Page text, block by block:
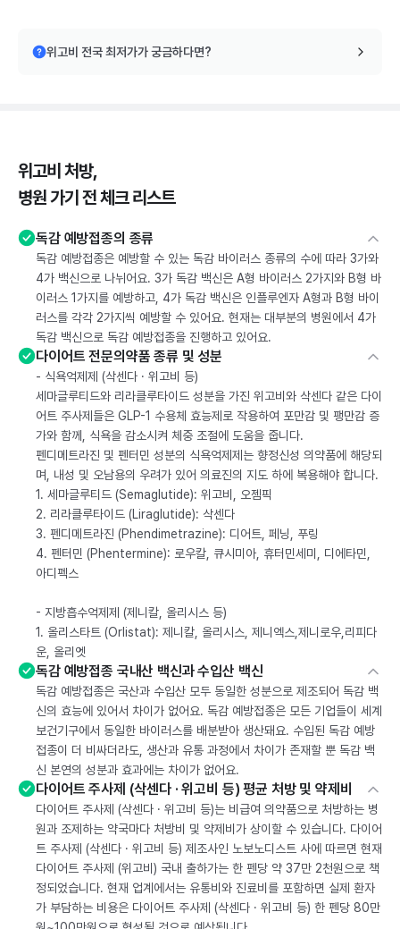
위고비 전국 최저가가 궁금하다면?
위고비 처방,
병원 가기 전 체크 리스트
독감 예방접종의 종류
독감 예방접종은 예방할 수 있는 독감 바이러스 종류의 수에 따라 3가와
4가 백신으로 나뉘어요. 3가 독감 백신은 A형 바이러스 2가지와 B형 바
이러스 1가지를 예방하고, 4가 독감 백신은 인플루엔자 A형과 B형 바이
러스를 각각 2가지씩 예방할 수 있어요. 현재는 대부분의 병원에서 4가
독감 백신으로 독감 예방접종을 진행하고 있어요.
다이어트 전문의약품 종류 및 성분
- 식욕억제제 (삭센다 · 위고비 등)
세마글루티드와 리라클루타이드 성분을 가진 위고비와 삭센다 같은 다이
어트 주사제들은 GLP-1 수용체 효능제로 작용하여 포만감 및 팽만감 증
가와 함께, 식욕을 감소시켜 체중 조절에 도움을 줍니다.
펜디메트라진 및 펜터민 성분의 식욕억제제는 향정신성 의약품에 해당되
며, 내성 및 오남용의 우려가 있어 의료진의 지도 하에 복용해야 합니다.
1. 세마글루티드 (Semaglutide): 위고비, 오젬픽
2. 리라클루타이드 (Liraglutide): 삭센다
3. 펜디메트라진 (Phendimetrazine): 디어트, 페닝, 푸링
4. 펜터민 (Phentermine): 로우칼, 큐시미아, 휴터민세미, 디에타민,
아디펙스
- 지방흡수억제제 (제니칼, 올리시스 등)
1. 올리스타트 (Orlistat): 제니칼, 올리시스, 제니엑스,제니로우,리피다
운, 올리엣
독감 예방접종 국내산 백신과 수입산 백신
독감 예방접종은 국산과 수입산 모두 동일한 성분으로 제조되어 독감 백
신의 효능에 있어서 차이가 없어요. 독감 예방접종은 모든 기업들이 세계
보건기구에서 동일한 바이러스를 배분받아 생산돼요. 수입된 독감 예방
접종이 더 비싸더라도, 생산과 유통 과정에서 차이가 존재할 뿐 독감 백
신 본연의 성분과 효과에는 차이가 없어요.
다이어트 주사제 (삭센다 · 위고비 등) 평균 처방 및 약제비
다이어트 주사제 (삭센다 · 위고비 등)는 비급여 의약품으로 처방하는 병
원과 조제하는 약국마다 처방비 및 약제비가 상이할 수 있습니다. 다이어
트 주사제 (삭센다 · 위고비 등) 제조사인 노보노디스트 사에 따르면 현재
다이어트 주사제 (위고비) 국내 출하가는 한 펜당 약 37만 2천원으로 책
정되었습니다. 현재 업계에서는 유통비와 진료비를 포함하면 실제 환자
가 부담하는 비용은 다이어트 주사제 (삭센다 · 위고비 등) 한 펜당 80만